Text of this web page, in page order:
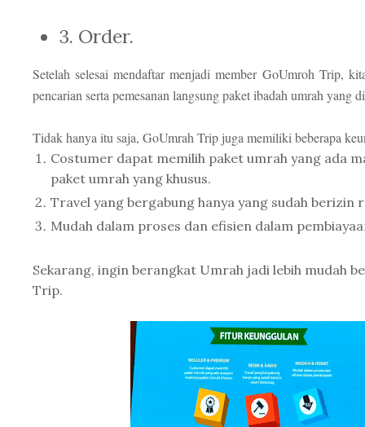
3. Order.
Setelah selesai mendaftar menjadi member GoUmroh Trip,
pencarian serta pemesanan langsung paket ibadah umrah yang
Tidak hanya itu saja, GoUmrah Trip juga memiliki beberapa
Costumer dapat memilih paket umrah yang ada
paket umrah yang khusus.
Travel yang bergabung hanya yang sudah berizin
Mudah dalam proses dan efisien dalam
Sekarang, ingin berangkat Umrah jadi lebih mudah
Trip.